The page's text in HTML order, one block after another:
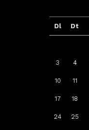
Dl Dt
3 4
10 11
17 18
24 25